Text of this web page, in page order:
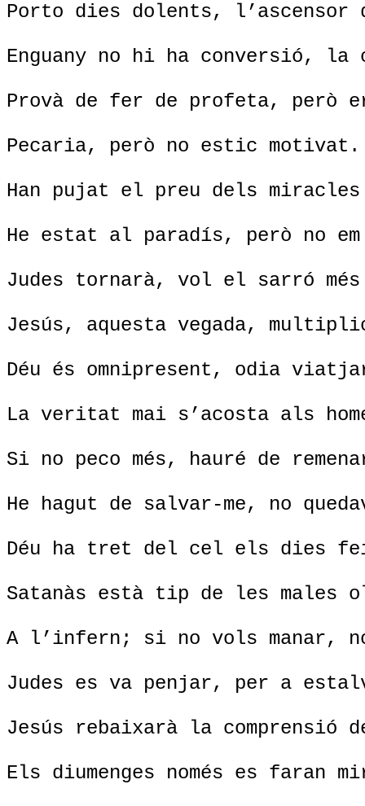
Porto dies dolents,
Enguany no hi ha conversió,
Provà de fer de profeta, però
Pecaria, però no estic motivat.
Han pujat el preu dels
He estat al paradís, però no
Judes tornarà, vol el sarró
Jesús, aquesta vegada,
Déu és omnipresent, odia
La veritat mai s’acosta als
Si no peco més, hauré de
He hagut de salvar-me, no
Déu ha tret del cel els dies
Satanàs està tip de les males
A l’infern; si no vols manar,
Judes es va penjar, per a
Jesús rebaixarà la comprensió
Els diumenges només es faran